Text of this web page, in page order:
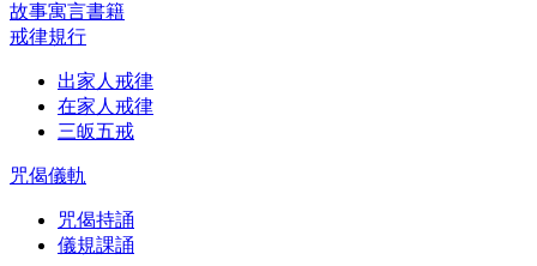
故事寓言書籍
戒律規行
出家人戒律
在家人戒律
三皈五戒
咒偈儀軌
咒偈持誦
儀規課誦